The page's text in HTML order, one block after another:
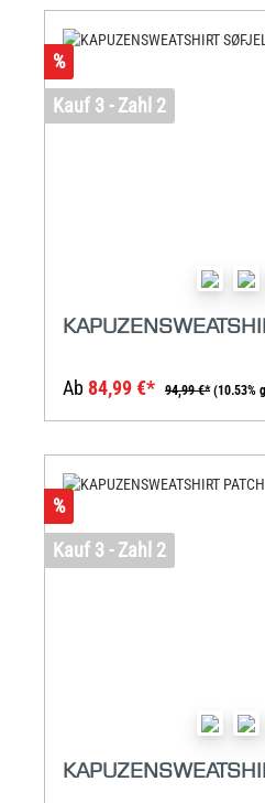
%
Kauf 3 - Zahl 2
Ab 84,99 €* 94,99 €* (10.53%
%
Kauf 3 - Zahl 2